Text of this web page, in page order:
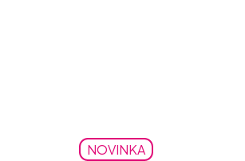
NOVINKA